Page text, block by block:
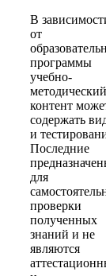
В
от
программы
учебно-
методический
контент
содержать
и
Последние
для
проверки
полученных
знаний и не
являются